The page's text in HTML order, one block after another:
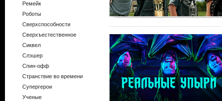
Ремейк
Роботы
Сверхспособности
Сверхъестественное
Сиквел
Слэшер
Спин-офф
Странствие во времени
Супергерои
Ученые